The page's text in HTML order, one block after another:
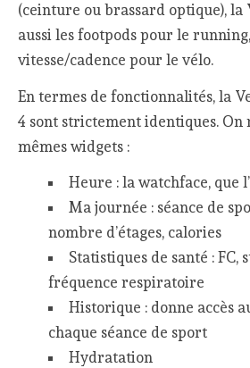
(ceinture ou brassard optique), la
aussi les footpods pour le
vitesse/cadence pour le vélo.
En termes de fonctionnalités, la
4 sont strictement identiques. On
mêmes widgets :
Heure : la watchface, que
Ma journée : séance de
nombre d’étages, calories
Statistiques de santé : FC,
fréquence respiratoire
Historique : donne accès
chaque séance de sport
Hydratation